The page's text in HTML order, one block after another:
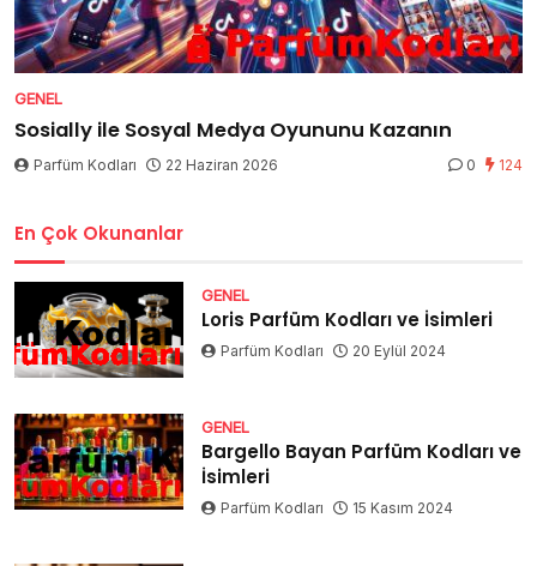
GENEL
Sosially ile Sosyal Medya Oyununu Kazanın
Parfüm Kodları 22 Haziran 2026 0 124
En Çok Okunanlar
GENEL
Loris Parfüm Kodları ve İsimleri
Parfüm Kodları 20 Eylül 2024
GENEL
Bargello Bayan Parfüm Kodları ve
İsimleri
Parfüm Kodları 15 Kasım 2024